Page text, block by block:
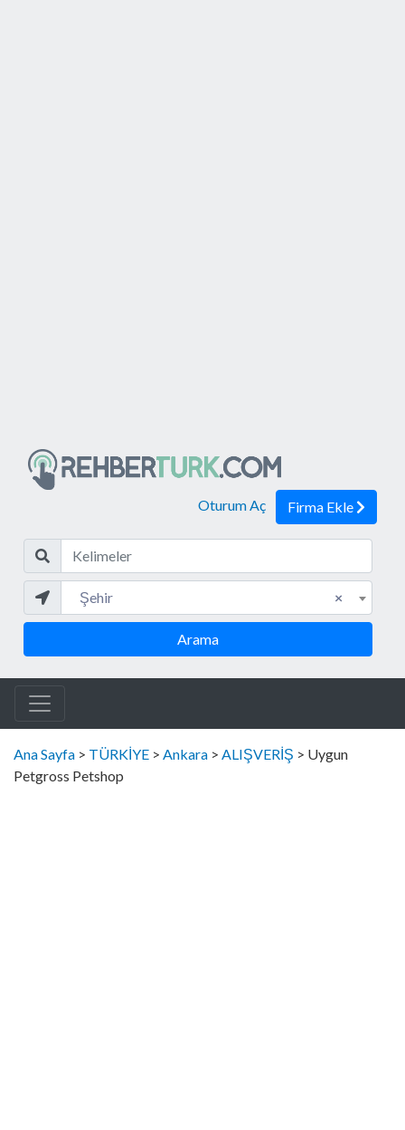
Oturum Aç Firma Ekle
×
Şehir
Arama
Ana Sayfa > TÜRKİYE > Ankara > ALIŞVERİŞ > Uygun
Petgross Petshop